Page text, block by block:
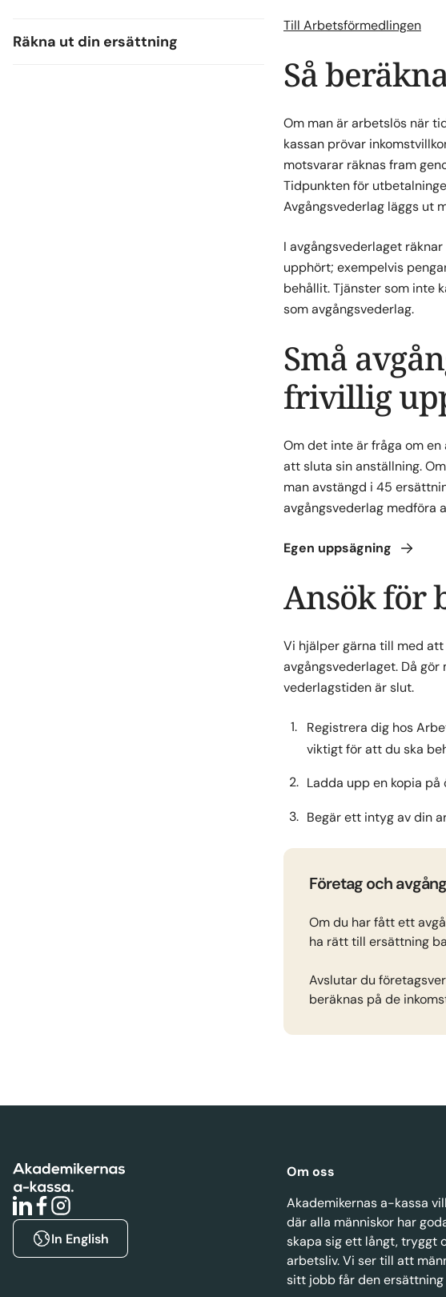
Räkna ut din ersättning
Till Arbetsförmedlingen
Så
Om man är arbetslös när
kassan prövar
motsvarar räknas fram
Tidpunkten för
Avgångsvederlag läggs ut
I avgångsvederlaget
upphört; exempelvis
behållit. Tjänster som inte
som avgångsvederlag.
Små
frivillig
Om det inte är fråga om
att sluta sin anställning.
man avstängd i 45
avgångsvederlag medföra
Egen uppsägning
Ansök för
Vi hjälper gärna till med
avgångsvederlaget. Då
vederlagstiden är slut.
Registrera dig hos
viktigt för att du ska
Ladda upp en kopia på
Begär ett intyg av din
Företag och
Om du har fått ett
ha rätt till ersättning
Avslutar du
beräknas på de
In English
Om oss
Akademikernas a-kassa
där alla människor har
skapa sig ett långt, tryggt
arbetsliv. Vi ser till att
sitt jobb får den